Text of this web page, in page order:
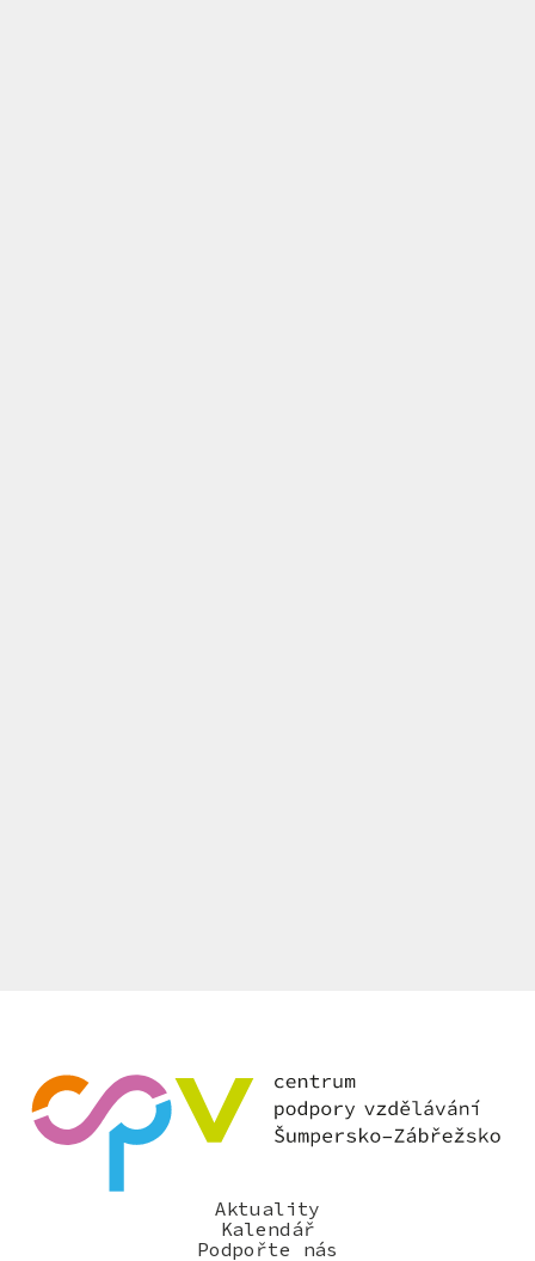
Aktuality
Kalendář
Podpořte nás